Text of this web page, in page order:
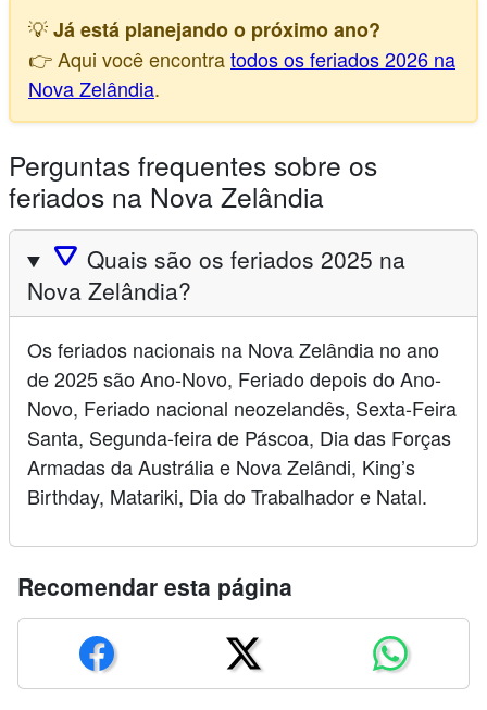
💡Já está planejando o próximo ano?
👉 Aqui você encontratodos os feriados 2026 na
Nova Zelândia.
Perguntas frequentes sobre os
feriados na Nova Zelândia
🛆 Quais são os feriados 2025 na
Nova Zelândia?
Os feriados nacionais na Nova Zelândia no ano
de 2025 são Ano-Novo, Feriado depois do Ano-
Novo, Feriado nacional neozelandês, Sexta-Feira
Santa, Segunda-feira de Páscoa, Dia das Forças
Armadas da Austrália e Nova Zelândi, King’s
Birthday, Matariki, Dia do Trabalhador e Natal.
Recomendar esta página